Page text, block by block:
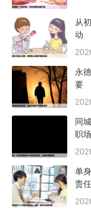
从
动
永
要
同
职
单
责